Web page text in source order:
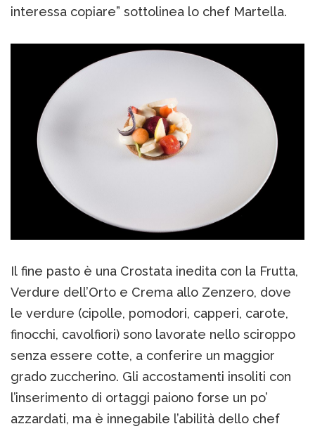
interessa copiare” sottolinea lo chef Martella.
Il fine pasto è una Crostata inedita con la Frutta,
Verdure dell’Orto e Crema allo Zenzero, dove
le verdure (cipolle, pomodori, capperi, carote,
finocchi, cavolfiori) sono lavorate nello sciroppo
senza essere cotte, a conferire un maggior
grado zuccherino. Gli accostamenti insoliti con
l’inserimento di ortaggi paiono forse un po’
azzardati, ma è innegabile l’abilità dello chef